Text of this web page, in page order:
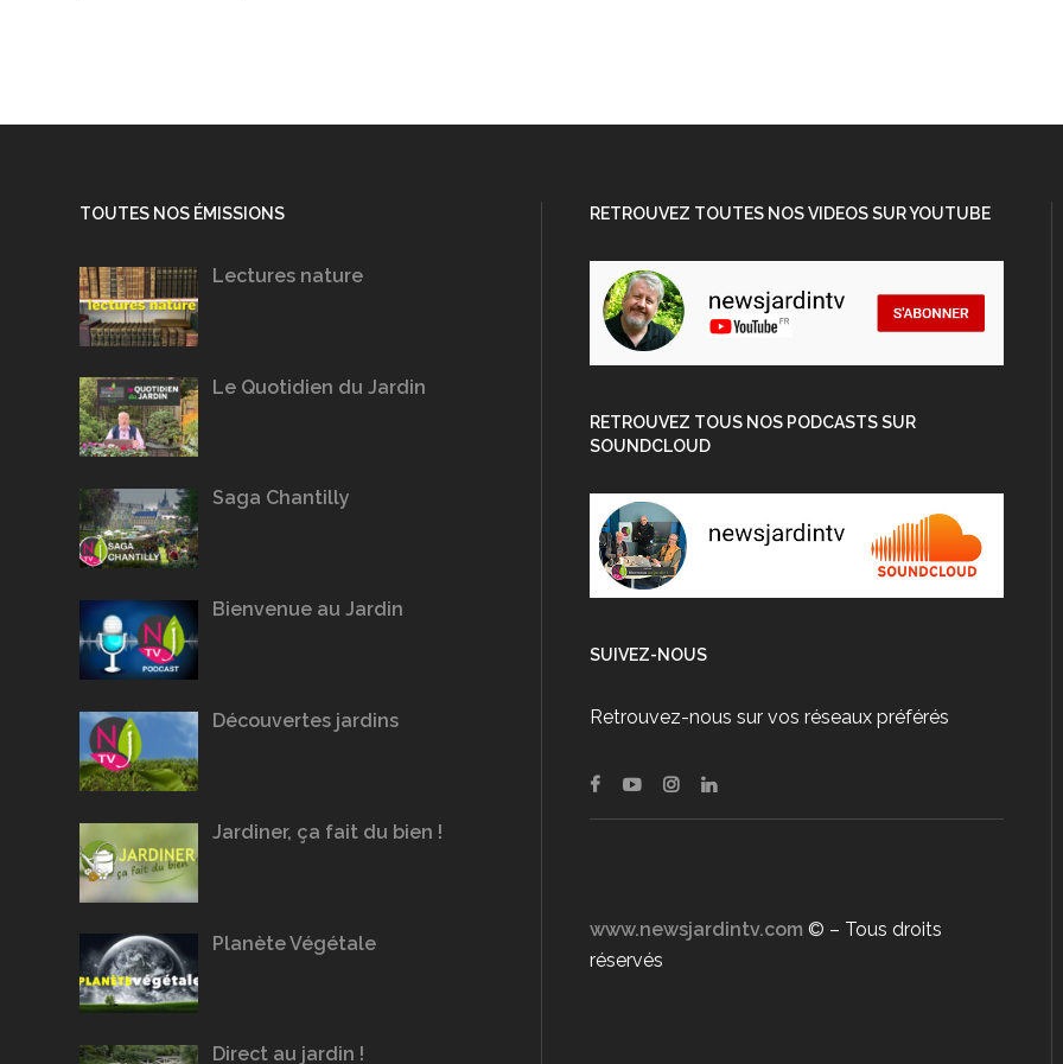
TOUTES NOS ÉMISSIONS
Lectures nature
Le Quotidien du Jardin
Saga Chantilly
Bienvenue au Jardin
Découvertes jardins
Jardiner, ça fait du bien !
Planète Végétale
Direct au jardin !
RETROUVEZ TOUTES NOS VIDEOS SUR YOUTUBE
RETROUVEZ TOUS NOS PODCASTS SUR
SOUNDCLOUD
SUIVEZ-NOUS
Retrouvez-nous sur vos réseaux préférés
www.newsjardintv.com © – Tous droits
réservés